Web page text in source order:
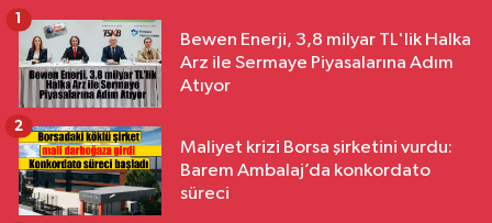
Bewen Enerji, 3,8 milyar TL'lik Halka
Arz ile Sermaye Piyasalarına Adım
Atıyor
1
Maliyet krizi Borsa şirketini vurdu:
Barem Ambalaj’da konkordato
süreci
2